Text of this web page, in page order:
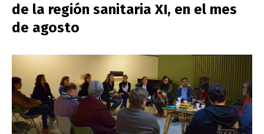
de la región sanitaria XI, en el mes
de agosto